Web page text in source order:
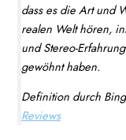
dass es die Art und
realen Welt hören,
und Stereo-
gewöhnt haben.
Definition durch
Reviews